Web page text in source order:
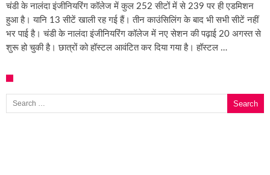
चंडी के नालंदा इंजीनियरिंग कॉलेज में कुल 252 सीटों में से 239 पर ही एडमिशन
हुआ है। यानि 13 सीटें खाली रह गई हैं। तीन काउंसिलिंग के बाद भी सभी सीटें नहीं
भर पाई है। चंडी के नालंदा इंजीनियरिंग कॉलेज में नए सेशन की पढ़ाई 20 अगस्त से
शुरू हो चुकी है। छात्रों को हॉस्टल आवंटित कर दिया गया है। हॉस्टल …
Search for: